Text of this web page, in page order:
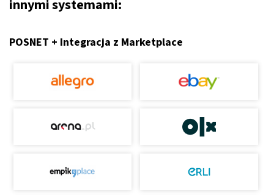
innymi systemami:
POSNET + Integracja z Marketplace